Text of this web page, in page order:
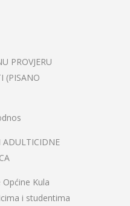
PROVJERU
(PISANO
ADULTICIDNE
Kula
i studentima